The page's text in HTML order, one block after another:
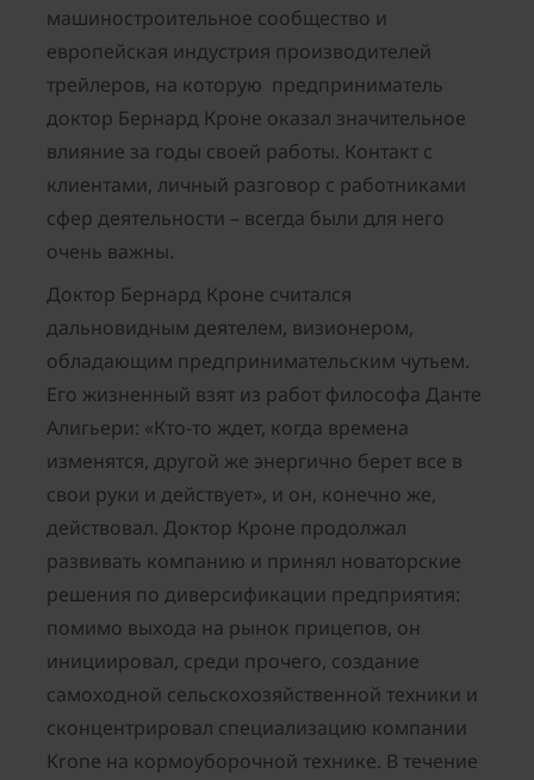
машиностроительное сообщество и
европейская индустрия производителей
трейлеров, на которую предприниматель
доктор Бернард Кроне оказал значительное
влияние за годы своей работы. Контакт с
клиентами, личный разговор с работниками
сфер деятельности – всегда были для него
очень важны.
Доктор Бернард Кроне считался
дальновидным деятелем, визионером,
обладающим предпринимательским чутьем.
Его жизненный взят из работ философа Данте
Алигьери: «Кто-то ждет, когда времена
изменятся, другой же энергично берет все в
свои руки и действует», и он, конечно же,
действовал. Доктор Кроне продолжал
развивать компанию и принял новаторские
решения по диверсификации предприятия:
помимо выхода на рынок прицепов, он
инициировал, среди прочего, создание
самоходной сельскохозяйственной техники и
сконцентрировал специализацию компании
Krone на кормоуборочной технике. В течение